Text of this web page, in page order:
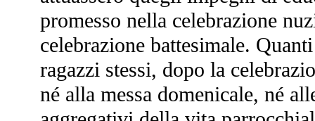
promesso nella celebrazione
celebrazione battesimale.
ragazzi stessi, dopo la
né alla messa domenicale, né